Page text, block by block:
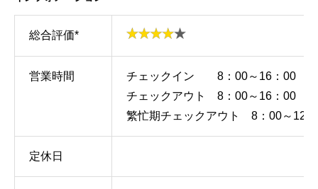
総合評価*
営業時間
チェックイン 8：00～16：00
チェックアウト 8：00～16：00
繁忙期チェックアウト 8：00～12
定休日